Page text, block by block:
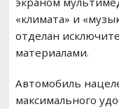
«климата» и
отделан
материалами.
Автомобиль
максимального